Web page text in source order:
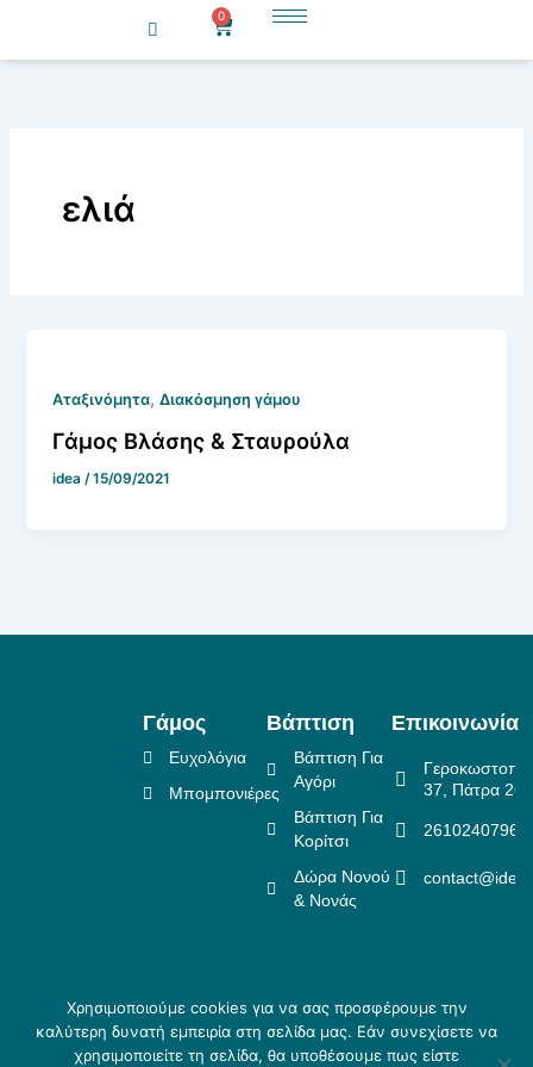
0
Cart
ελιά
Aταξινόμητα,Διακόσμηση γάμου
Γάμος Βλάσης & Σταυρούλα
idea/15/09/2021
Γάμος
Ευχολόγια
Μπομπονιέρες
Βάπτιση
Βάπτιση Για
Αγόρι
Βάπτιση Για
Κορίτσι
Δώρα Νονού
& Νονάς
Επικοινωνία
37, Πάτρα
2610240796
Copyright ©
Crafted
Πολιτική Επιστροφών
Πολιτική Απορρήτου
Χρησιμοποιούμε cookies για να σας προσφέρουμε την
καλύτερη δυνατή εμπειρία στη σελίδα μας. Εάν συνεχίσετε να
χρησιμοποιείτε τη σελίδα, θα υποθέσουμε πως είστε